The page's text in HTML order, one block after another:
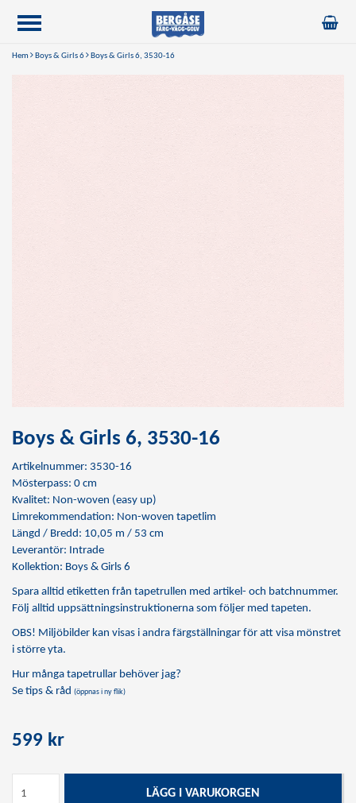
Hem Boys & Girls 6 Boys & Girls 6, 3530-16
Boys & Girls 6, 3530-16
Artikelnummer: 3530-16
Mösterpass: 0 cm
Kvalitet: Non-woven (easy up)
Limrekommendation: Non-woven tapetlim
Längd / Bredd: 10,05 m / 53 cm
Leverantör: Intrade
Kollektion: Boys & Girls 6
Spara alltid etiketten från tapetrullen med artikel- och batchnummer.
Följ alltid uppsättningsinstruktionerna som följer med tapeten.
OBS! Miljöbilder kan visas i andra färgställningar för att visa mönstret
i större yta.
Hur många tapetrullar behöver jag?
Se tips & råd (öppnas i ny flik)
599 kr
LÄGG I VARUKORGEN